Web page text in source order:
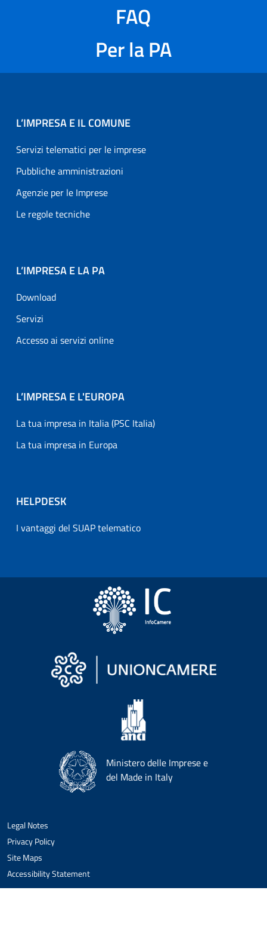
FAQ
Per la PA
L’IMPRESA E IL COMUNE
Servizi telematici per le imprese
Pubbliche amministrazioni
Agenzie per le Imprese
Le regole tecniche
L’IMPRESA E LA PA
Download
Servizi
Accesso ai servizi online
L’IMPRESA E L'EUROPA
La tua impresa in Italia (PSC Italia)
La tua impresa in Europa
HELPDESK
I vantaggi del SUAP telematico
Ministero delle Imprese e
del Made in Italy
Legal Notes
Privacy Policy
Site Maps
Accessibility Statement